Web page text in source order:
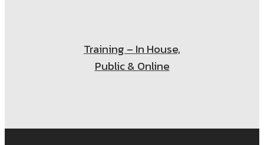
Training – In House,
Public & Online